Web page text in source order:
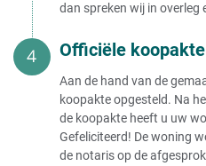
dan spreken wij in overleg
Officiële
Aan de hand van de
koopakte opgesteld. Na
de koopakte heeft u uw
Gefeliciteerd! De woning
de notaris op de